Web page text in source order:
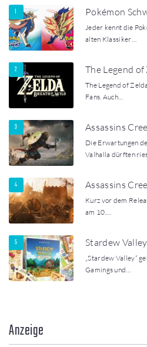
Pokémon
Jeder kennt die
alten Klassiker…
The Legend of
The Legend of
Fans. Auch…
Assassins
Die Erwartungen
Valhalla dürften
Assassins
Kurz vor dem
am 10.…
Stardew Valley
„Stardew Valley“
Gamings und…
Anzeige